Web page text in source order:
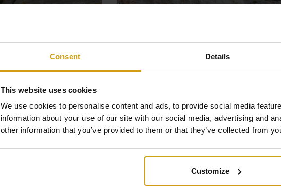
Consent Details
This website uses cookies
We use cookies to personalise content and ads, to provide social media
information about your use of our site with our social media, advertising and
other information that you’ve provided to them or that they’ve collected from
Customize
Beschreibung
Dieses großzügige Baugrundstück von 4000 m2 mit Baugenehmigung
Orte in Altea Hills und bietet einen atemberaubenden Blick über die
Aushubarbeiten bereits durchgeführt wurden, ist das Grundstück